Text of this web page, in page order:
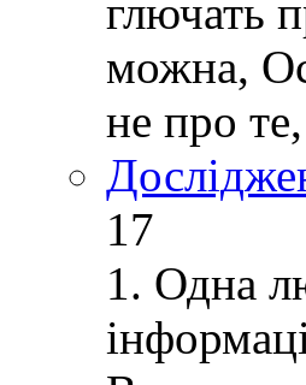
глючать
можна,
не про
17
1. Одна